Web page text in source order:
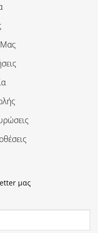
μας